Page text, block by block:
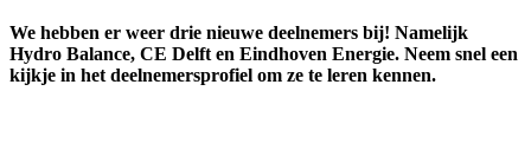
We hebben er weer drie nieuwe deelnemers bij! Namelijk
Hydro Balance, CE Delft en Eindhoven Energie. Neem snel een
kijkje in het deelnemersprofiel om ze te leren kennen.